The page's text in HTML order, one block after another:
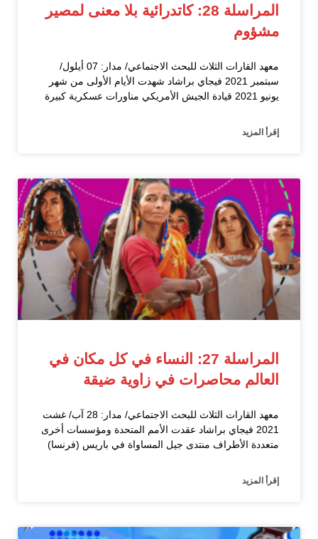
المراسلة 28: كاتدرائية بلا معنى لمصير
مشؤوم
معهد القارات الثلاث للبحث الاجتماعي/ مدار: 07 أيلول/
سبتمبر 2021 فيجاي براشاد شهدت الأيام الأولى من شهر
يونيو 2021 قيادة الجيش الأمريكي مناورات عسكرية كبيرة
إقرأ المزيد
المراسلة 27: النساء في كل مكان في
العالم محاصرات في زاوية ضيقة
معهد القارات الثلاث للبحث الاجتماعي/ مدار: 28 آب/ غشت
2021 فيجاي براشاد عقدت الأمم المتحدة ومؤسسات أخرى
متعددة الأطراف منتدى جيل المساواة في باريس (فرنسا)
إقرأ المزيد